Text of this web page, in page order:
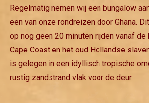
Regelmatig nemen wij een bungalow
een van onze rondreizen door Ghana.
op nog geen 20 minuten rijden vanaf
Cape Coast en het oud Hollandse
is gelegen in een idyllisch tropische
rustig zandstrand vlak voor de deur.